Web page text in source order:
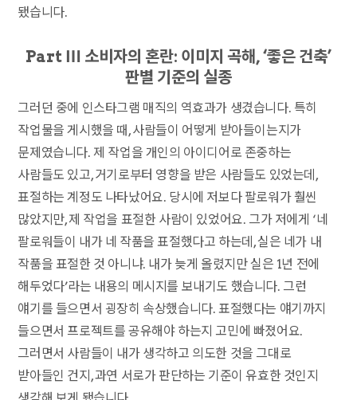
됐습니다.
Part Ⅲ 소비자의 혼란: 이미지 곡해, ‘좋은 건축’
판별 기준의 실종
그러던 중에 인스타그램 매직의 역효과가 생겼습니다. 특히
작업물을 게시했을 때, 사람들이 어떻게 받아들이는지가
문제였습니다. 제 작업을 개인의 아이디어로 존중하는
사람들도 있고, 거기로부터 영향을 받은 사람들도 있었는데,
표절하는 계정도 나타났어요. 당시에 저보다 팔로워가 훨씬
많았지만, 제 작업을 표절한 사람이 있었어요. 그가 저에게 ‘네
팔로워들이 내가 네 작품을 표절했다고 하는데, 실은 네가 내
작품을 표절한 것 아니냐. 내가 늦게 올렸지만 실은 1년 전에
해두었다’라는 내용의 메시지를 보내기도 했습니다. 그런
얘기를 들으면서 굉장히 속상했습니다. 표절했다는 얘기까지
들으면서 프로젝트를 공유해야 하는지 고민에 빠졌어요.
그러면서 사람들이 내가 생각하고 의도한 것을 그대로
받아들인 건지, 과연 서로가 판단하는 기준이 유효한 것인지